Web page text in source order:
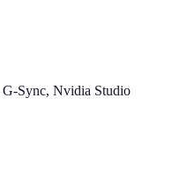
Sync, Nvidia Studio